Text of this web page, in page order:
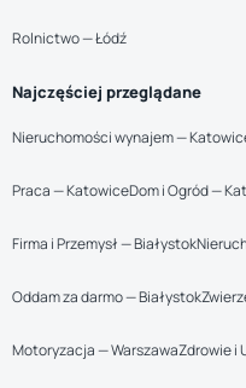
Rolnictwo — Łódź
Najczęściej przeglądane
Nieruchomości wynajem —
Praca — KatowiceDom i Ogród —
Firma i Przemysł — Białystok
Oddam za darmo — Białystok
Motoryzacja — WarszawaZdrowie i